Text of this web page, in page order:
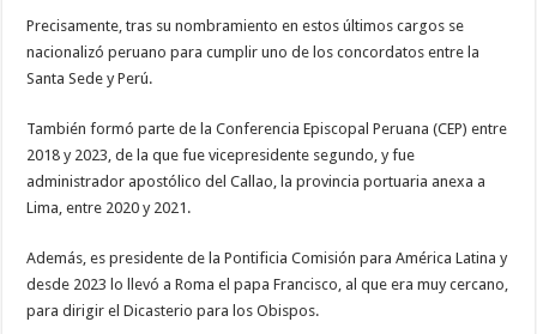
Precisamente, tras su nombramiento en estos últimos cargos se
nacionalizó peruano para cumplir uno de los concordatos entre la
Santa Sede y Perú.
También formó parte de la Conferencia Episcopal Peruana (CEP) entre
2018 y 2023, de la que fue vicepresidente segundo, y fue
administrador apostólico del Callao, la provincia portuaria anexa a
Lima, entre 2020 y 2021.
Además, es presidente de la Pontificia Comisión para América Latina y
desde 2023 lo llevó a Roma el papa Francisco, al que era muy cercano,
para dirigir el Dicasterio para los Obispos.